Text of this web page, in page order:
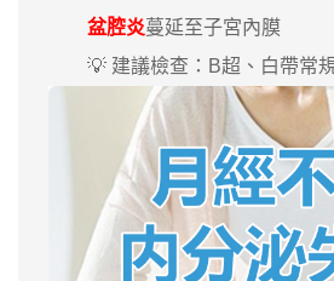
盆腔炎蔓延至子宮內膜
💡 建議檢查：B超、白帶常規